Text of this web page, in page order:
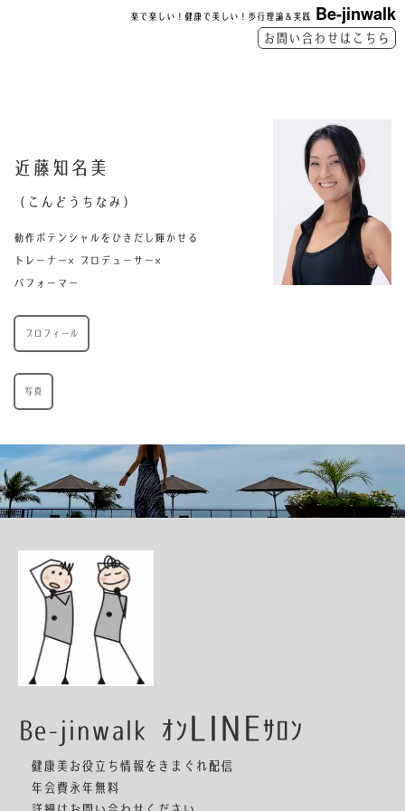
楽で楽しい！健康で美しい！歩行理論＆実践 Be-jinwalk
お問い合わせはこちら
近藤知名美
（こんどうちなみ）
動作ポテンシャルをひきだし輝かせる
トレーナー×プロデューサー×
パフォーマー
プロフィール
写真
Be-jinwalk ｵﾝ LINEｻﾛﾝ
健康美お役立ち情報をきまぐれ配信
年会費永年無料